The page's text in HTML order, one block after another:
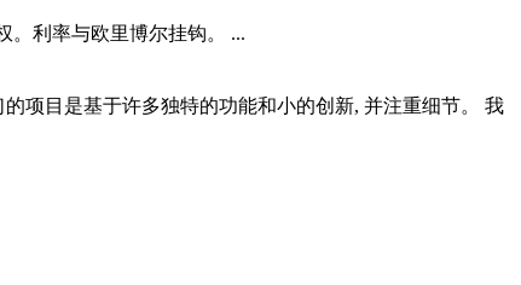
。利率与欧里博尔挂钩。 ...
项目是基于许多独特的功能和小的创新, 并注重细节。 我